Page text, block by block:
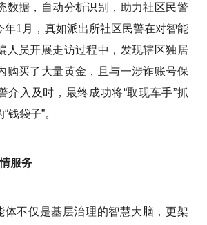
数据，自动分析识别，助力社区民警
年1月，真如派出所社区民警在对智能
人员开展走访过程中，发现辖区独居
购买了大量黄金，且与一涉诈账号保
介入及时，最终成功将“取现车手”抓
钱袋子”。
服务
体不仅是基层治理的智慧大脑，更架